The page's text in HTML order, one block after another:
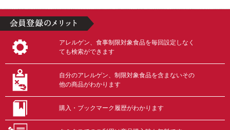
アレルゲン、食事制限対象食品を毎回設定しなく
ても検索ができます
自分のアレルゲン、制限対象食品を含まないその
他の商品がわかります
購入・ブックマーク履歴がわかります